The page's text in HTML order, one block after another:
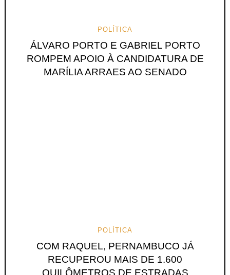
POLÍTICA
ÁLVARO PORTO E GABRIEL PORTO
ROMPEM APOIO À CANDIDATURA DE
MARÍLIA ARRAES AO SENADO
POLÍTICA
COM RAQUEL, PERNAMBUCO JÁ
RECUPEROU MAIS DE 1.600